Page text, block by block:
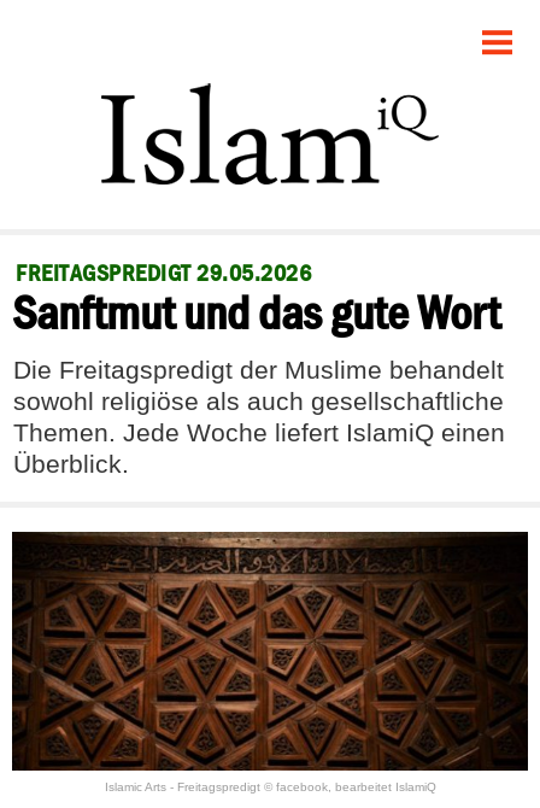
POLITIK
GESELLSCHAFT
RECHT
FEUILLETON
DEBATTE
FREITAGSPREDIGT 29.05.2026
Sanftmut und das gute Wort
Die Freitagspredigt der Muslime behandelt
sowohl religiöse als auch gesellschaftliche
Themen. Jede Woche liefert IslamiQ einen
Überblick.
Islamic Arts - Freitagspredigt © facebook, bearbeitet IslamiQ